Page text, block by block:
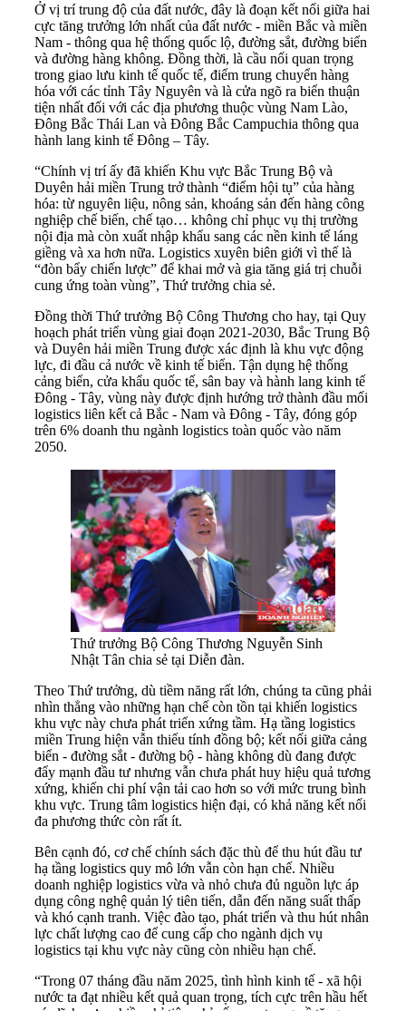
Ở vị trí trung độ của đất nước, đây là đoạn kết nối giữa hai
cực tăng trưởng lớn nhất của đất nước - miền Bắc và miền
Nam - thông qua hệ thống quốc lộ, đường sắt, đường biển
và đường hàng không. Đồng thời, là cầu nối quan trọng
trong giao lưu kinh tế quốc tế, điểm trung chuyển hàng
hóa với các tỉnh Tây Nguyên và là cửa ngõ ra biển thuận
tiện nhất đối với các địa phương thuộc vùng Nam Lào,
Đông Bắc Thái Lan và Đông Bắc Campuchia thông qua
hành lang kinh tế Đông – Tây.
“Chính vị trí ấy đã khiến Khu vực Bắc Trung Bộ và
Duyên hải miền Trung trở thành “điểm hội tụ” của hàng
hóa: từ nguyên liệu, nông sản, khoáng sản đến hàng công
nghiệp chế biến, chế tạo… không chỉ phục vụ thị trường
nội địa mà còn xuất nhập khẩu sang các nền kinh tế láng
giềng và xa hơn nữa. Logistics xuyên biên giới vì thế là
“đòn bẩy chiến lược” để khai mở và gia tăng giá trị chuỗi
cung ứng toàn vùng”, Thứ trưởng chia sẻ.
Đồng thời Thứ trưởng Bộ Công Thương cho hay, tại Quy
hoạch phát triển vùng giai đoạn 2021-2030, Bắc Trung Bộ
và Duyên hải miền Trung được xác định là khu vực động
lực, đi đầu cả nước về kinh tế biển. Tận dụng hệ thống
cảng biển, cửa khẩu quốc tế, sân bay và hành lang kinh tế
Đông - Tây, vùng này được định hướng trở thành đầu mối
logistics liên kết cả Bắc - Nam và Đông - Tây, đóng góp
trên 6% doanh thu ngành logistics toàn quốc vào năm
2050.
Thứ trưởng Bộ Công Thương Nguyễn Sinh
Nhật Tân chia sẻ tại Diễn đàn.
Theo Thứ trưởng, dù tiềm năng rất lớn, chúng ta cũng phải
nhìn thẳng vào những hạn chế còn tồn tại khiến logistics
khu vực này chưa phát triển xứng tầm. Hạ tầng logistics
miền Trung hiện vẫn thiếu tính đồng bộ; kết nối giữa cảng
biển - đường sắt - đường bộ - hàng không dù đang được
đẩy mạnh đầu tư nhưng vẫn chưa phát huy hiệu quả tương
xứng, khiến chi phí vận tải cao hơn so với mức trung bình
khu vực. Trung tâm logistics hiện đại, có khả năng kết nối
đa phương thức còn rất ít.
Bên cạnh đó, cơ chế chính sách đặc thù để thu hút đầu tư
hạ tầng logistics quy mô lớn vẫn còn hạn chế. Nhiều
doanh nghiệp logistics vừa và nhỏ chưa đủ nguồn lực áp
dụng công nghệ quản lý tiên tiến, dẫn đến năng suất thấp
và khó cạnh tranh. Việc đào tạo, phát triển và thu hút nhân
lực chất lượng cao để cung cấp cho ngành dịch vụ
logistics tại khu vực này cũng còn nhiều hạn chế.
“Trong 07 tháng đầu năm 2025, tình hình kinh tế - xã hội
nước ta đạt nhiều kết quả quan trọng, tích cực trên hầu hết